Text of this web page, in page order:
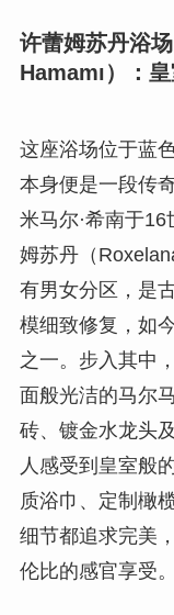
许蕾姆苏丹浴
Hamamı）：
这座浴场位于蓝
本身便是一段传
米马尔·希南于
姆苏丹（
有男女分区，是
模细致修复，如
之一。步入其中
面般光洁的马尔
砖、镀金水龙头
人感受到皇室般
质浴巾、定制橄
细节都追求完美
伦比的感官享受。